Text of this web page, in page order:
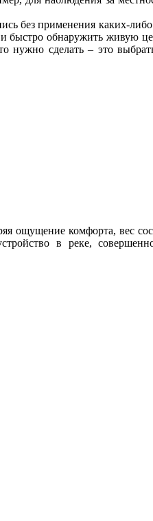
без применения каких-
быстро обнаружить живую
нужно сделать – это
ощущение комфорта, вес
в реке,